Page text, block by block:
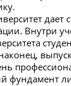
дает
Внутри
фундамент